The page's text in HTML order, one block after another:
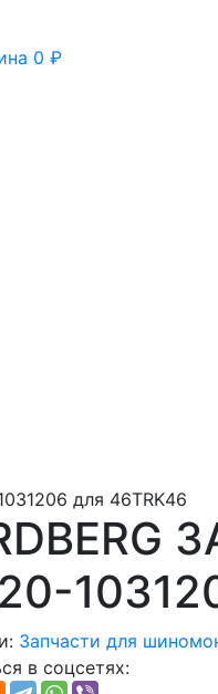
0 ₽
для 46TRK46
Запчасти для
в соцсетях: